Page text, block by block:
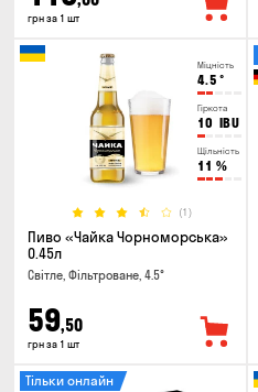
грн за 1 шт
Міцність
4.5 °
Гіркота
10 IBU
Щільність
11 %
(1)
Пиво «Чайка Чорноморська»
0.45л
Світле, Фільтроване, 4.5°
59,50
грн за 1 шт
Тільки онлайн